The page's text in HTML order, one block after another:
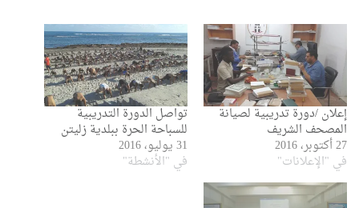
إعلان /دورة تدريبية لصيانة
المصحف الشريف
27 أكتوبر، 2016
في "الإعلانات"
تواصل الدورة التدريبية
للسباحة الحرة ببلدية زليتن
31 يوليو، 2016
في "الأنشطة"